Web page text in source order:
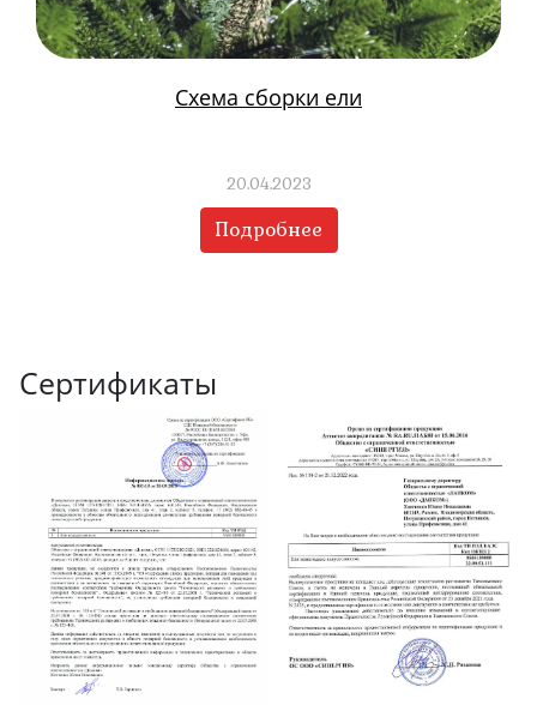
Схема сборки ели
20.04.2023
Подробнее
Сертификаты